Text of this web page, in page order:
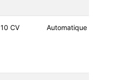
10 CV Automatique